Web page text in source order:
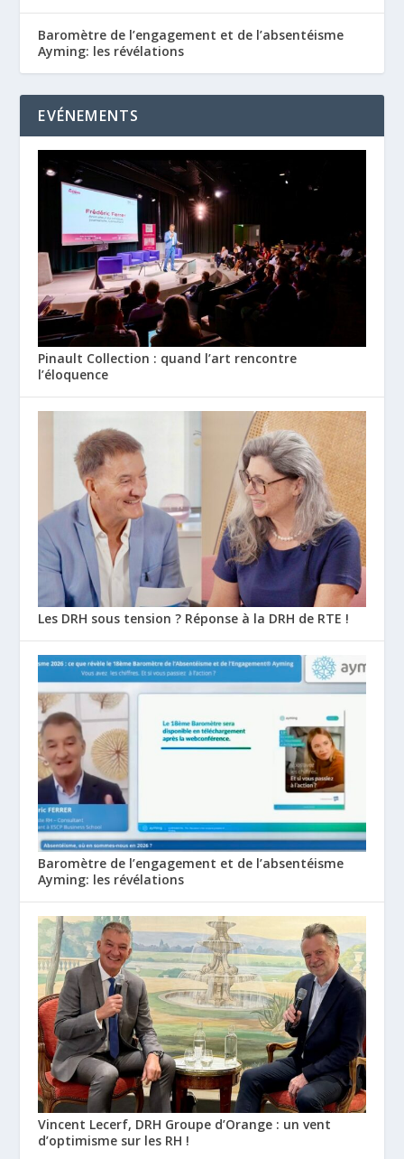
Baromètre de l’engagement et de l’absentéisme
Ayming: les révélations
EVÉNEMENTS
Pinault Collection : quand l’art rencontre
l’éloquence
Les DRH sous tension ? Réponse à la DRH de RTE !
Baromètre de l’engagement et de l’absentéisme
Ayming: les révélations
Vincent Lecerf, DRH Groupe d’Orange : un vent
d’optimisme sur les RH !